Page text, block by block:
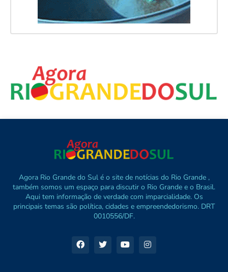
Agora Rio Grande do Sul é o site de notícias do Rio Grande ,
também somos um espaço para discutir o Rio Grande e o Brasil.
Aqui tem informação de verdade com imparcialidade. Os
principais temas são política, cidades e empreendedorismo. DRT
0010556/DF.